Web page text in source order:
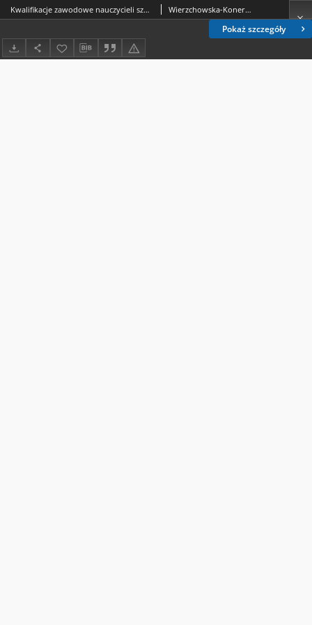
Pokaż szczegóły
Kwalifikacje zawodowe nauczycieli szkół średnich ogólnokształcących województwa lubelskiego w latach 1918-1939 w świetle obowiązujących przepisów Wierzchowska-Konera, Bożenna.